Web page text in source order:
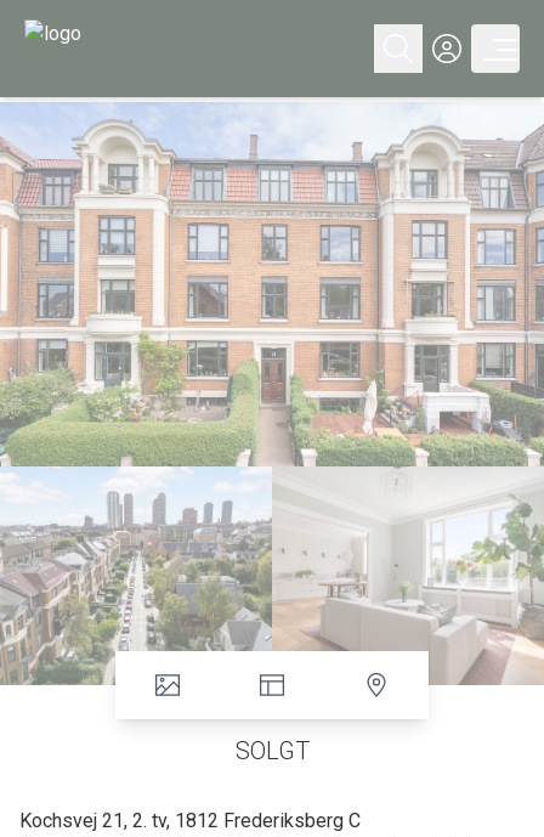
SOLGT
Kochsvej 21, 2. tv, 1812 Frederiksberg C